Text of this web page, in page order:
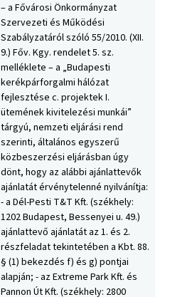
– a Fővárosi Önkormányzat
Szervezeti és Működési
Szabályzatáról szóló 55/2010. (XII.
9.) Főv. Kgy. rendelet 5. sz.
melléklete – a „Budapesti
kerékpárforgalmi hálózat
fejlesztése c. projektek I.
ütemének kivitelezési munkái”
tárgyú, nemzeti eljárási rend
szerinti, általános egyszerű
közbeszerzési eljárásban úgy
dönt, hogy az alábbi ajánlattevők
ajánlatát érvénytelenné nyilvánítja:
- a Dél-Pesti T&T Kft. (székhely:
1202 Budapest, Bessenyei u. 49.)
ajánlattevő ajánlatát az 1. és 2.
részfeladat tekintetében a Kbt. 88.
§ (1) bekezdés f) és g) pontjai
alapján; - az Extreme Park Kft. és
Pannon Út Kft. (székhely: 2800